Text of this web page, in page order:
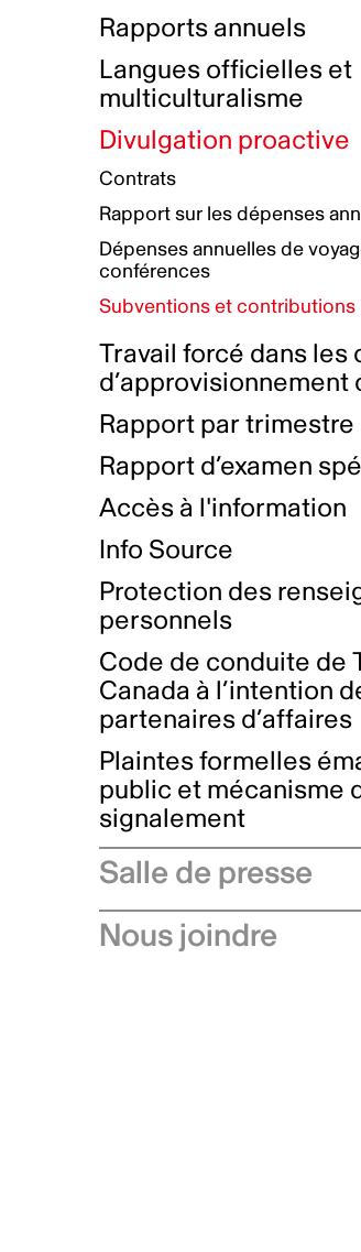
Initiatives autochtones
Plan de réconciliation
Groupe de travail autochtone
Principes directeurs
harcèlement
Plan d’action pour la
Plan d'équité, de
d'inclusion et
Boîte à outils pour le récit
Collecte de données et
Plan d'accessibilité
Rémunération et
Prix et certifications
Nos valeurs
Rapports annuels
Langues officielles et
multiculturalisme
Divulgation proactive
Contrats
Rapport sur les dépenses
Dépenses annuelles de
conférences
Subventions et contributions
Travail forcé dans les
d’approvisionnement
Rapport par trimestre
Rapport d’examen
Accès à l'information
Info Source
Protection des
personnels
Code de conduite de
Canada à l’intention
partenaires d’affaires
Plaintes formelles
public et mécanisme
signalement
Salle de presse
Communiqués de
Nous joindre